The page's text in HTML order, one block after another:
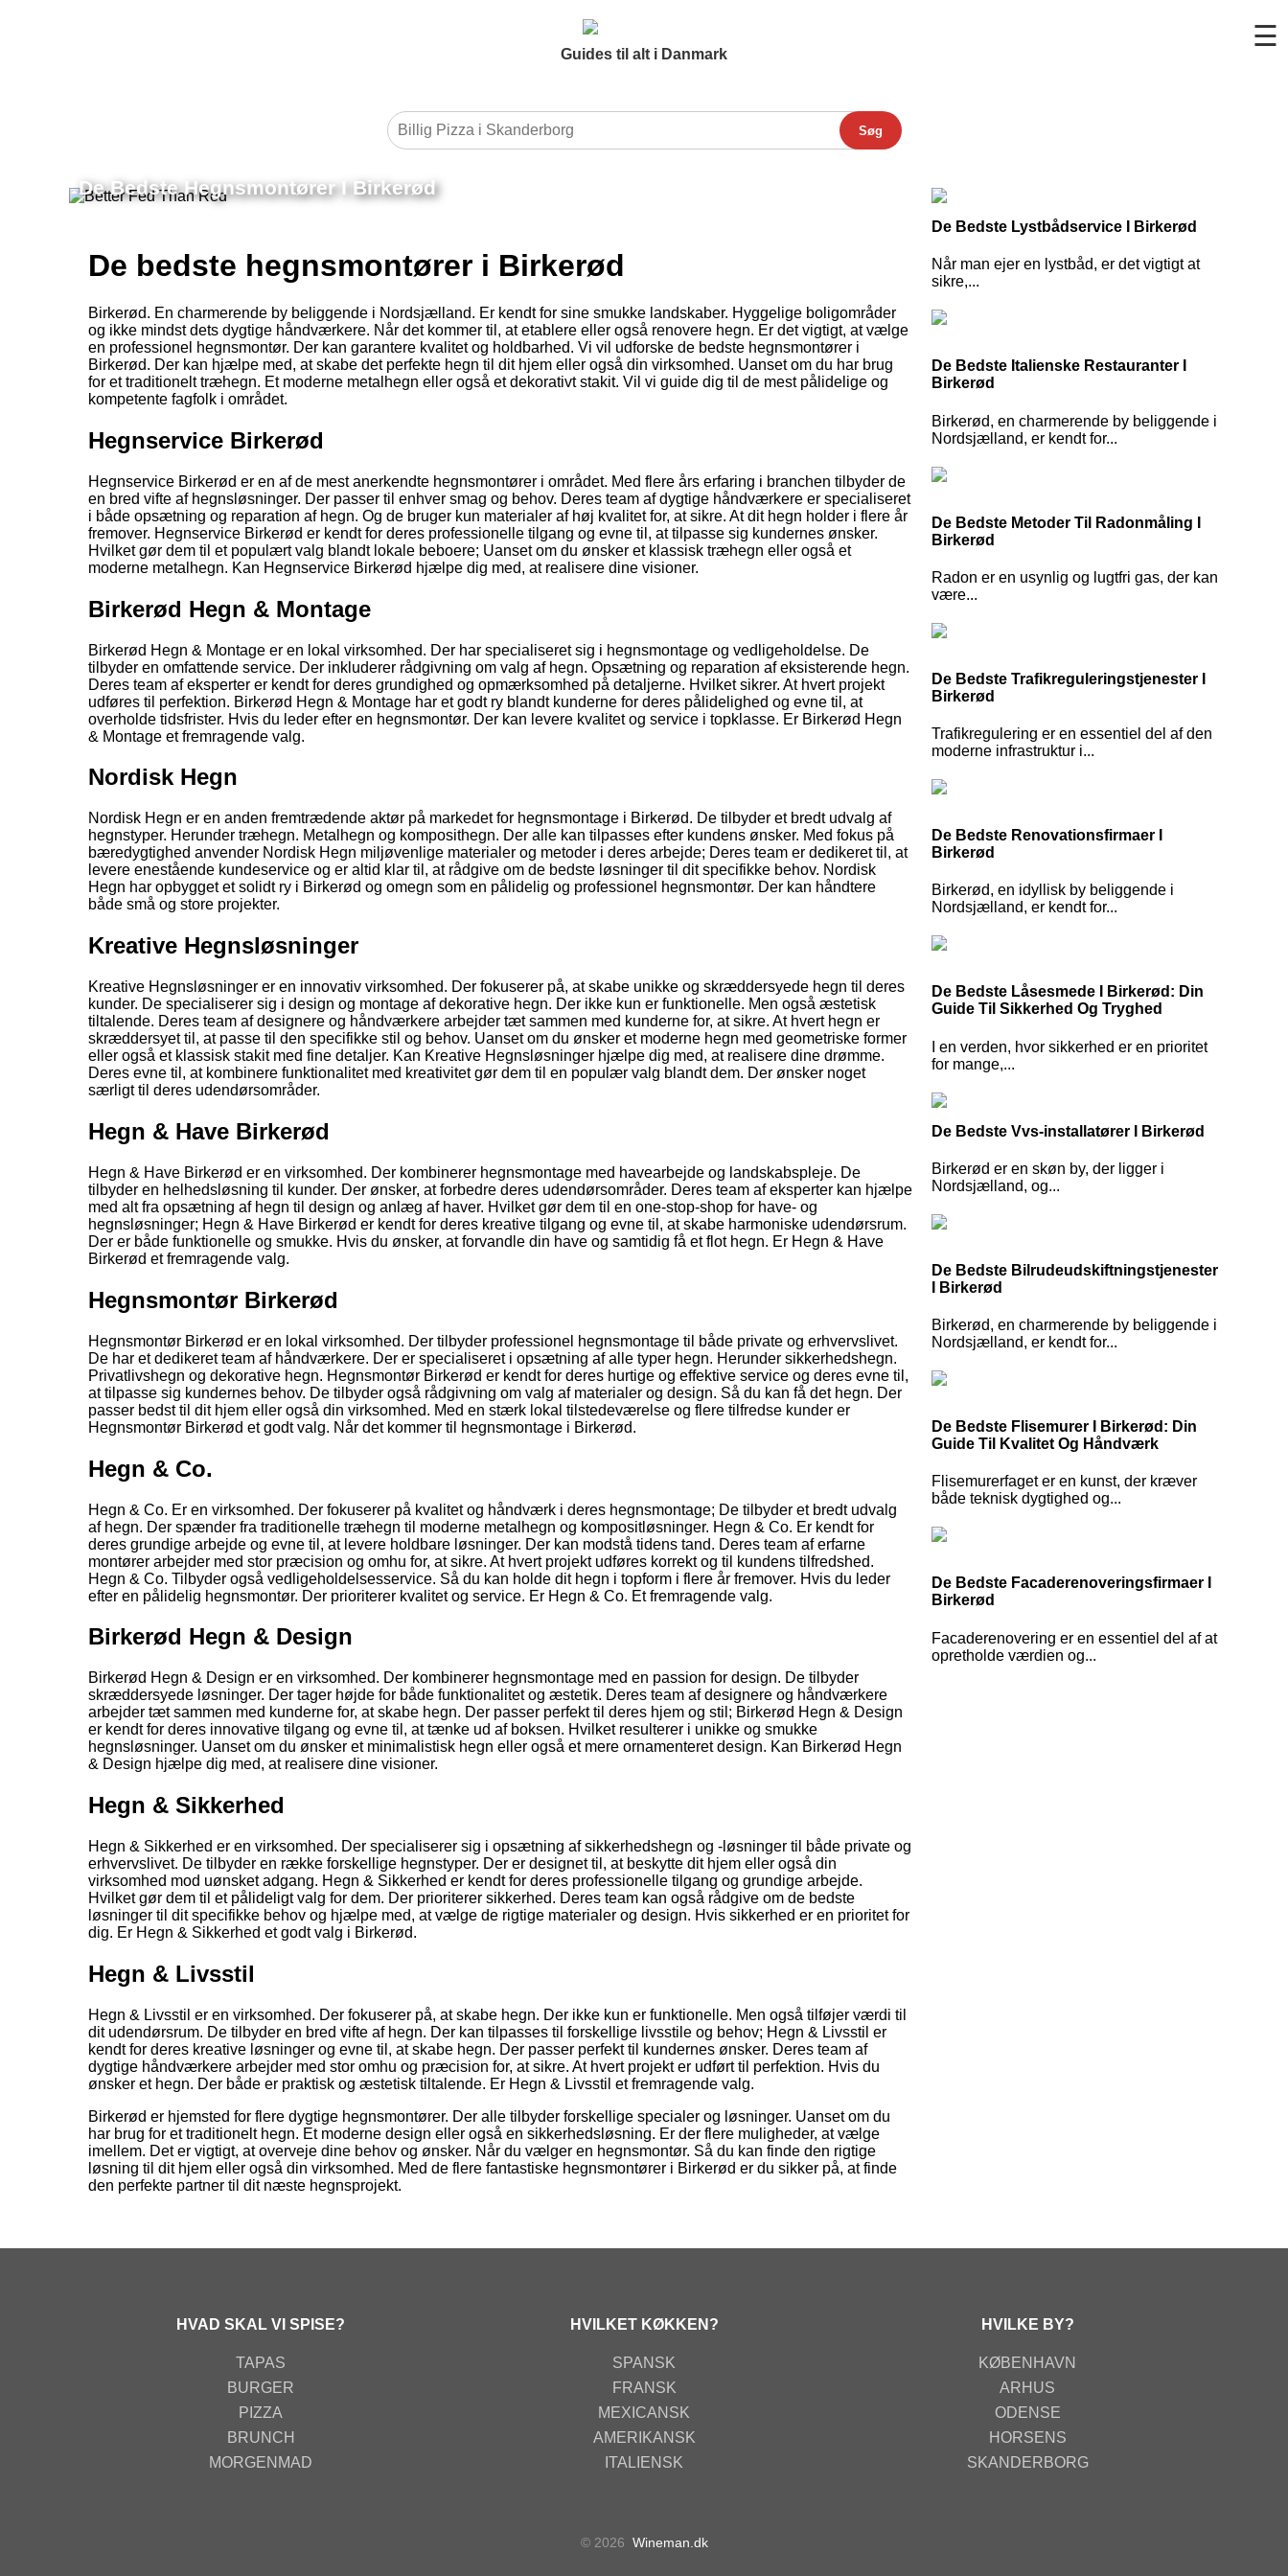
Guides til alt i Danmark
☰
Søg
De Bedste Hegnsmontører I Birkerød
De bedste hegnsmontører i Birkerød
Birkerød. En charmerende by beliggende i Nordsjælland. Er kendt for sine smukke landskaber. Hyggelige boligområder
og ikke mindst dets dygtige håndværkere. Når det kommer til, at etablere eller også renovere hegn. Er det vigtigt, at vælge
en professionel hegnsmontør. Der kan garantere kvalitet og holdbarhed. Vi vil udforske de bedste hegnsmontører i
Birkerød. Der kan hjælpe med, at skabe det perfekte hegn til dit hjem eller også din virksomhed. Uanset om du har brug
for et traditionelt træhegn. Et moderne metalhegn eller også et dekorativt stakit. Vil vi guide dig til de mest pålidelige og
kompetente fagfolk i området.
Hegnservice Birkerød
Hegnservice Birkerød er en af de mest anerkendte hegnsmontører i området. Med flere års erfaring i branchen tilbyder de
en bred vifte af hegnsløsninger. Der passer til enhver smag og behov. Deres team af dygtige håndværkere er specialiseret
i både opsætning og reparation af hegn. Og de bruger kun materialer af høj kvalitet for, at sikre. At dit hegn holder i flere år
fremover. Hegnservice Birkerød er kendt for deres professionelle tilgang og evne til, at tilpasse sig kundernes ønsker.
Hvilket gør dem til et populært valg blandt lokale beboere; Uanset om du ønsker et klassisk træhegn eller også et
moderne metalhegn. Kan Hegnservice Birkerød hjælpe dig med, at realisere dine visioner.
Birkerød Hegn & Montage
Birkerød Hegn & Montage er en lokal virksomhed. Der har specialiseret sig i hegnsmontage og vedligeholdelse. De
tilbyder en omfattende service. Der inkluderer rådgivning om valg af hegn. Opsætning og reparation af eksisterende hegn.
Deres team af eksperter er kendt for deres grundighed og opmærksomhed på detaljerne. Hvilket sikrer. At hvert projekt
udføres til perfektion. Birkerød Hegn & Montage har et godt ry blandt kunderne for deres pålidelighed og evne til, at
overholde tidsfrister. Hvis du leder efter en hegnsmontør. Der kan levere kvalitet og service i topklasse. Er Birkerød Hegn
& Montage et fremragende valg.
Nordisk Hegn
Nordisk Hegn er en anden fremtrædende aktør på markedet for hegnsmontage i Birkerød. De tilbyder et bredt udvalg af
hegnstyper. Herunder træhegn. Metalhegn og komposithegn. Der alle kan tilpasses efter kundens ønsker. Med fokus på
bæredygtighed anvender Nordisk Hegn miljøvenlige materialer og metoder i deres arbejde; Deres team er dedikeret til, at
levere enestående kundeservice og er altid klar til, at rådgive om de bedste løsninger til dit specifikke behov. Nordisk
Hegn har opbygget et solidt ry i Birkerød og omegn som en pålidelig og professionel hegnsmontør. Der kan håndtere
både små og store projekter.
Kreative Hegnsløsninger
Kreative Hegnsløsninger er en innovativ virksomhed. Der fokuserer på, at skabe unikke og skræddersyede hegn til deres
kunder. De specialiserer sig i design og montage af dekorative hegn. Der ikke kun er funktionelle. Men også æstetisk
tiltalende. Deres team af designere og håndværkere arbejder tæt sammen med kunderne for, at sikre. At hvert hegn er
skræddersyet til, at passe til den specifikke stil og behov. Uanset om du ønsker et moderne hegn med geometriske former
eller også et klassisk stakit med fine detaljer. Kan Kreative Hegnsløsninger hjælpe dig med, at realisere dine drømme.
Deres evne til, at kombinere funktionalitet med kreativitet gør dem til en populær valg blandt dem. Der ønsker noget
særligt til deres udendørsområder.
Hegn & Have Birkerød
Hegn & Have Birkerød er en virksomhed. Der kombinerer hegnsmontage med havearbejde og landskabspleje. De
tilbyder en helhedsløsning til kunder. Der ønsker, at forbedre deres udendørsområder. Deres team af eksperter kan hjælpe
med alt fra opsætning af hegn til design og anlæg af haver. Hvilket gør dem til en one-stop-shop for have- og
hegnsløsninger; Hegn & Have Birkerød er kendt for deres kreative tilgang og evne til, at skabe harmoniske udendørsrum.
Der er både funktionelle og smukke. Hvis du ønsker, at forvandle din have og samtidig få et flot hegn. Er Hegn & Have
Birkerød et fremragende valg.
Hegnsmontør Birkerød
Hegnsmontør Birkerød er en lokal virksomhed. Der tilbyder professionel hegnsmontage til både private og erhvervslivet.
De har et dedikeret team af håndværkere. Der er specialiseret i opsætning af alle typer hegn. Herunder sikkerhedshegn.
Privatlivshegn og dekorative hegn. Hegnsmontør Birkerød er kendt for deres hurtige og effektive service og deres evne til,
at tilpasse sig kundernes behov. De tilbyder også rådgivning om valg af materialer og design. Så du kan få det hegn. Der
passer bedst til dit hjem eller også din virksomhed. Med en stærk lokal tilstedeværelse og flere tilfredse kunder er
Hegnsmontør Birkerød et godt valg. Når det kommer til hegnsmontage i Birkerød.
Hegn & Co.
Hegn & Co. Er en virksomhed. Der fokuserer på kvalitet og håndværk i deres hegnsmontage; De tilbyder et bredt udvalg
af hegn. Der spænder fra traditionelle træhegn til moderne metalhegn og kompositløsninger. Hegn & Co. Er kendt for
deres grundige arbejde og evne til, at levere holdbare løsninger. Der kan modstå tidens tand. Deres team af erfarne
montører arbejder med stor præcision og omhu for, at sikre. At hvert projekt udføres korrekt og til kundens tilfredshed.
Hegn & Co. Tilbyder også vedligeholdelsesservice. Så du kan holde dit hegn i topform i flere år fremover. Hvis du leder
efter en pålidelig hegnsmontør. Der prioriterer kvalitet og service. Er Hegn & Co. Et fremragende valg.
Birkerød Hegn & Design
Birkerød Hegn & Design er en virksomhed. Der kombinerer hegnsmontage med en passion for design. De tilbyder
skræddersyede løsninger. Der tager højde for både funktionalitet og æstetik. Deres team af designere og håndværkere
arbejder tæt sammen med kunderne for, at skabe hegn. Der passer perfekt til deres hjem og stil; Birkerød Hegn & Design
er kendt for deres innovative tilgang og evne til, at tænke ud af boksen. Hvilket resulterer i unikke og smukke
hegnsløsninger. Uanset om du ønsker et minimalistisk hegn eller også et mere ornamenteret design. Kan Birkerød Hegn
& Design hjælpe dig med, at realisere dine visioner.
Hegn & Sikkerhed
Hegn & Sikkerhed er en virksomhed. Der specialiserer sig i opsætning af sikkerhedshegn og -løsninger til både private og
erhvervslivet. De tilbyder en række forskellige hegnstyper. Der er designet til, at beskytte dit hjem eller også din
virksomhed mod uønsket adgang. Hegn & Sikkerhed er kendt for deres professionelle tilgang og grundige arbejde.
Hvilket gør dem til et pålideligt valg for dem. Der prioriterer sikkerhed. Deres team kan også rådgive om de bedste
løsninger til dit specifikke behov og hjælpe med, at vælge de rigtige materialer og design. Hvis sikkerhed er en prioritet for
dig. Er Hegn & Sikkerhed et godt valg i Birkerød.
Hegn & Livsstil
Hegn & Livsstil er en virksomhed. Der fokuserer på, at skabe hegn. Der ikke kun er funktionelle. Men også tilføjer værdi til
dit udendørsrum. De tilbyder en bred vifte af hegn. Der kan tilpasses til forskellige livsstile og behov; Hegn & Livsstil er
kendt for deres kreative løsninger og evne til, at skabe hegn. Der passer perfekt til kundernes ønsker. Deres team af
dygtige håndværkere arbejder med stor omhu og præcision for, at sikre. At hvert projekt er udført til perfektion. Hvis du
ønsker et hegn. Der både er praktisk og æstetisk tiltalende. Er Hegn & Livsstil et fremragende valg.
Birkerød er hjemsted for flere dygtige hegnsmontører. Der alle tilbyder forskellige specialer og løsninger. Uanset om du
har brug for et traditionelt hegn. Et moderne design eller også en sikkerhedsløsning. Er der flere muligheder, at vælge
imellem. Det er vigtigt, at overveje dine behov og ønsker. Når du vælger en hegnsmontør. Så du kan finde den rigtige
løsning til dit hjem eller også din virksomhed. Med de flere fantastiske hegnsmontører i Birkerød er du sikker på, at finde
den perfekte partner til dit næste hegnsprojekt.
De Bedste Lystbådservice I Birkerød
Når man ejer en lystbåd, er det vigtigt at
sikre,...
De Bedste Italienske Restauranter I
Birkerød
Birkerød, en charmerende by beliggende i
Nordsjælland, er kendt for...
De Bedste Metoder Til Radonmåling I
Birkerød
Radon er en usynlig og lugtfri gas, der kan
være...
De Bedste Trafikreguleringstjenester I
Birkerød
Trafikregulering er en essentiel del af den
moderne infrastruktur i...
De Bedste Renovationsfirmaer I
Birkerød
Birkerød, en idyllisk by beliggende i
Nordsjælland, er kendt for...
De Bedste Låsesmede I Birkerød: Din
Guide Til Sikkerhed Og Tryghed
I en verden, hvor sikkerhed er en prioritet
for mange,...
De Bedste Vvs-installatører I Birkerød
Birkerød er en skøn by, der ligger i
Nordsjælland, og...
De Bedste Bilrudeudskiftningstjenester
I Birkerød
Birkerød, en charmerende by beliggende i
Nordsjælland, er kendt for...
De Bedste Flisemurer I Birkerød: Din
Guide Til Kvalitet Og Håndværk
Flisemurerfaget er en kunst, der kræver
både teknisk dygtighed og...
De Bedste Facaderenoveringsfirmaer I
Birkerød
Facaderenovering er en essentiel del af at
opretholde værdien og...
HVAD SKAL VI SPISE?
TAPAS
BURGER
PIZZA
BRUNCH
MORGENMAD
HVILKET KØKKEN?
SPANSK
FRANSK
MEXICANSK
AMERIKANSK
ITALIENSK
HVILKE BY?
KØBENHAVN
ARHUS
ODENSE
HORSENS
SKANDERBORG
© 2026 Wineman.dk